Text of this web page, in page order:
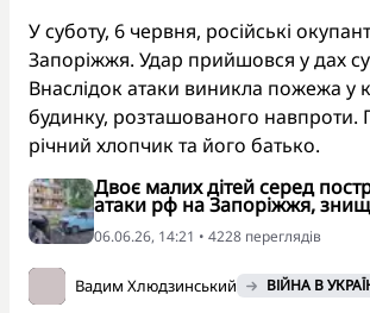
У суботу, 6 червня, російські
Запоріжжя. Удар прийшовся у дах
Внаслідок атаки виникла пожежа у
будинку, розташованого навпроти.
річний хлопчик та його батько.
Двоє малих дітей серед
атаки рф на Запоріжжя,
06.06.26, 14:21 • 4228 переглядiв
Вадим Хлюдзинський ВІЙНА В